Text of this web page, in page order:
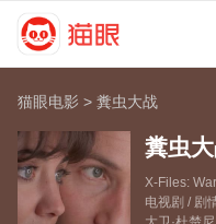
猫眼电影 >糞虫大战
糞虫
电视剧 / 剧